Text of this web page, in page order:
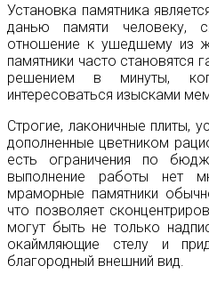
Установка памятника
данью памяти человеку,
отношение к ушедшему из
памятники часто становятся
решением в минуты,
интересоваться изысками
Строгие, лаконичные плиты,
дополненные цветником
есть ограничения по
выполнение работы нет
мраморные памятники
что позволяет
могут быть не только
окаймляющие стелу и
благородный внешний вид.